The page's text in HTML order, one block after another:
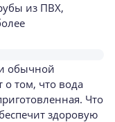
из ПВХ,
обычной
о том, что вода
Что
здоровую